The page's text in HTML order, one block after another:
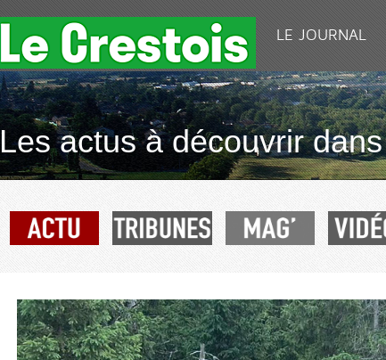
LE JOURNAL
Les actus à découvrir